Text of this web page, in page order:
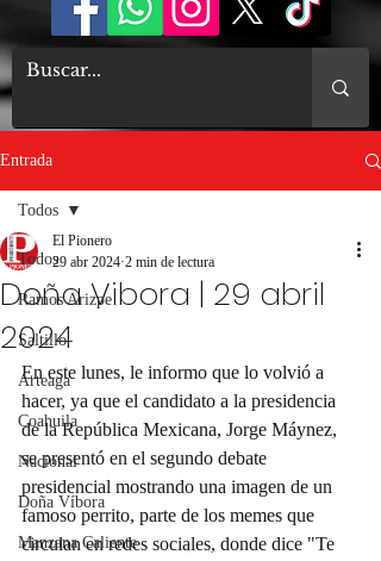
Entrada
Todos
Ramos Arizpe
Saltillo
Arteaga
Coahuila
Nacional
Doña Víbora
Manzana Caliente
Todos
Doña Vibora | 29 abril
2024
El Pionero
29 abr 2024 2 min de lectura
En este lunes, le informo que lo volvió a
hacer, ya que el candidato a la presidencia
de la República Mexicana, Jorge Máynez,
se presentó en el segundo debate
presidencial mostrando una imagen de un
famoso perrito, parte de los memes que
circulan en redes sociales, donde dice "Te